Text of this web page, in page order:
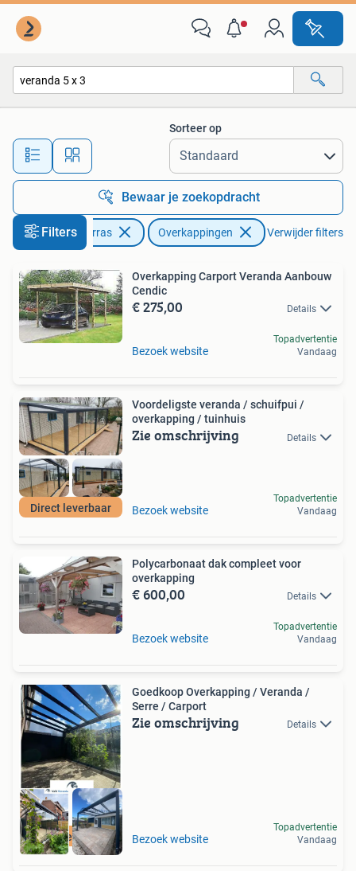
Alle afstanden…
Sorteer op
Bewaar je zoekopdracht
Filters
Tuin en Terras Overkappingen Verwijder filters
Overkapping Carport Veranda Aanbouw
Cendic
€ 275,00 Details
Bezoek website
Topadvertentie
Vandaag
Direct leverbaar
Voordeligste veranda / schuifpui /
overkapping / tuinhuis
Zie omschrijving Details
Bezoek website
Topadvertentie
Vandaag
Polycarbonaat dak compleet voor
overkapping
€ 600,00 Details
Bezoek website
Topadvertentie
Vandaag
Direct leverbaar
Goedkoop Overkapping / Veranda /
Serre / Carport
Zie omschrijving Details
Bezoek website
Topadvertentie
Vandaag